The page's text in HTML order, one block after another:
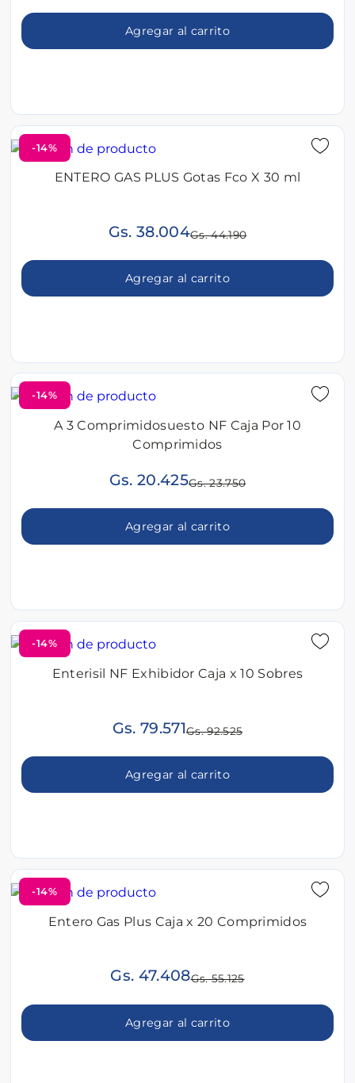
Agregar al carrito
-14%
ENTERO GAS PLUS Gotas Fco X 30 ml
Gs. 38.004Gs. 44.190
Agregar al carrito
-14%
A 3 Comprimidosuesto NF Caja Por 10
Comprimidos
Gs. 20.425Gs. 23.750
Agregar al carrito
-14%
Enterisil NF Exhibidor Caja x 10 Sobres
Gs. 79.571Gs. 92.525
Agregar al carrito
-14%
Entero Gas Plus Caja x 20 Comprimidos
Gs. 47.408Gs. 55.125
Agregar al carrito